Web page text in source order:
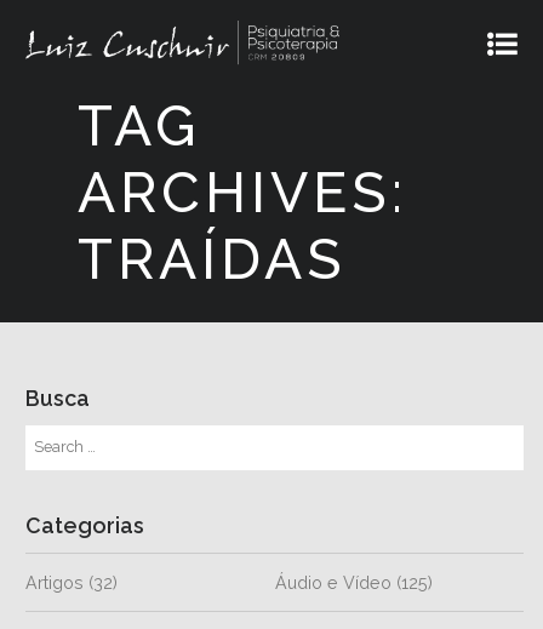
TAG
ARCHIVES:
TRAÍDAS
Busca
Categorias
Artigos (32) Áudio e Vídeo (125)